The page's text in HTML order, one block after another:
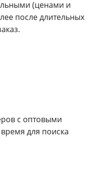
(ценами и
после длительных
с оптовыми
для поиска